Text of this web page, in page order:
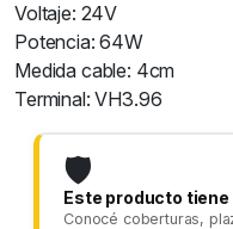
Voltaje: 24V
Potencia: 64W
Medida cable: 4cm
Terminal: VH3.96
🛡️
Este producto
Conocé coberturas,